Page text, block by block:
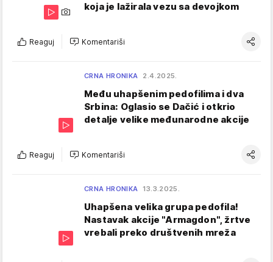
koja je lažirala vezu sa devojkom
Reaguj Komentariši
CRNA HRONIKA 2.4.2025.
Među uhapšenim pedofilima i dva
Srbina: Oglasio se Dačić i otkrio
detalje velike međunarodne akcije
Reaguj Komentariši
CRNA HRONIKA 13.3.2025.
Uhapšena velika grupa pedofila!
Nastavak akcije "Armagdon", žrtve
vrebali preko društvenih mreža